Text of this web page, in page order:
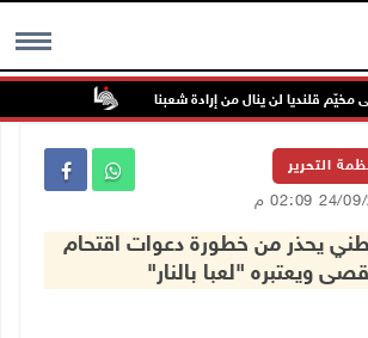
MENU قلنديا لن ينال من إرادة شعبنا
التحرير
يحذر من خطورة دعوات اقتحام
ويعتبره "لعبا بالنار"